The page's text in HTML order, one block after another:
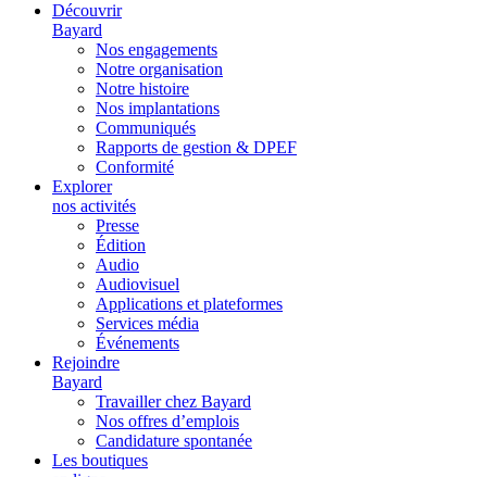
Découvrir
Bayard
Nos engagements
Notre organisation
Notre histoire
Nos implantations
Communiqués
Rapports de gestion & DPEF
Conformité
Explorer
nos activités
Presse
Édition
Audio
Audiovisuel
Applications et plateformes
Services média
Événements
Rejoindre
Bayard
Travailler chez Bayard
Nos offres d’emplois
Candidature spontanée
Les boutiques